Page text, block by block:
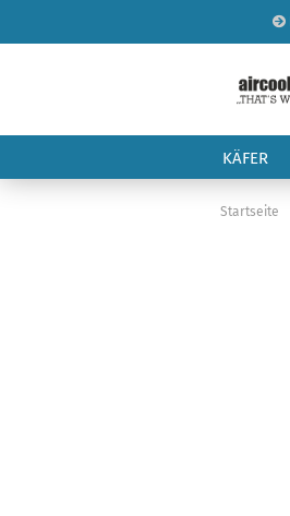
KÄFER
Startseite